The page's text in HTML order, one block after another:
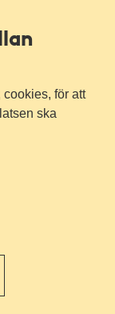
för att
ska